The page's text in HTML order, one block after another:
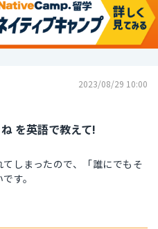
2023/08/29 10:00
を英語で教えて!
しまったので、「誰にでもそ
す。